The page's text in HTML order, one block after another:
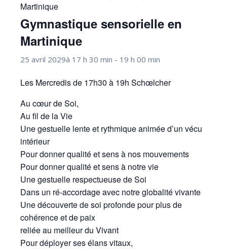
Martinique
Gymnastique sensorielle en
Martinique
25 avril 2029à 17 h 30 min - 19 h 00 min
Les Mercredis de 17h30 à 19h Schœlcher
Au cœur de Soi,
Au fil de la Vie
Une gestuelle lente et rythmique animée d’un vécu
intérieur
Pour donner qualité et sens à nos mouvements
Pour donner qualité et sens à notre vie
Une gestuelle respectueuse de Soi
Dans un ré-accordage avec notre globalité vivante
Une découverte de soi profonde pour plus de
cohérence et de paix
reliée au meilleur du Vivant
Pour déployer ses élans vitaux,